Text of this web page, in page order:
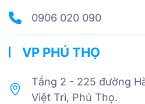
0906 020 090
VP PHÚ THỌ
Tầng 2 - 225 đường
Việt Trì, Phú Thọ.